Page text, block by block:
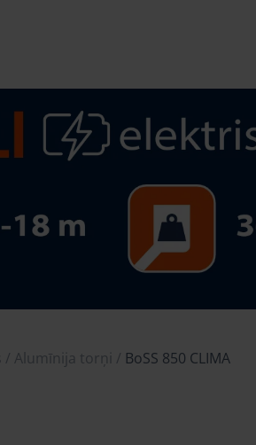
Alumīnija torņi BoSS 850 CLIMA